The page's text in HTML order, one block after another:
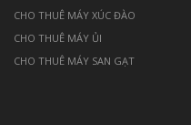
CHO THUÊ MÁY XÚC ĐÀO
CHO THUÊ MÁY ỦI
CHO THUÊ MÁY SAN GẠT